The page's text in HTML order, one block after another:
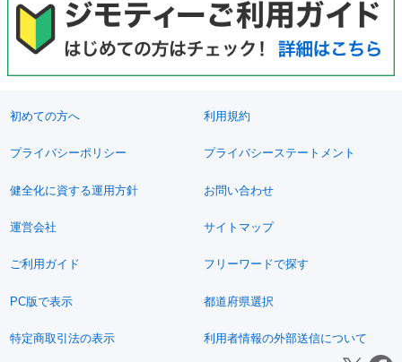
初めての方へ 利用規約
プライバシーポリシー プライバシーステートメント
健全化に資する運用方針 お問い合わせ
運営会社 サイトマップ
ご利用ガイド フリーワードで探す
PC版で表示 都道府県選択
特定商取引法の表示 利用者情報の外部送信について